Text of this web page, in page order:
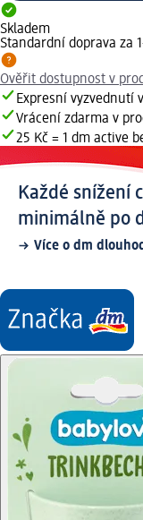
Skladem
Standardní doprava za
Ověřit dostupnost v
Expresní vyzvednutí
Vrácení zdarma v
25 Kč = 1 dm active
Každé snížení
minimálně po
Více o dm